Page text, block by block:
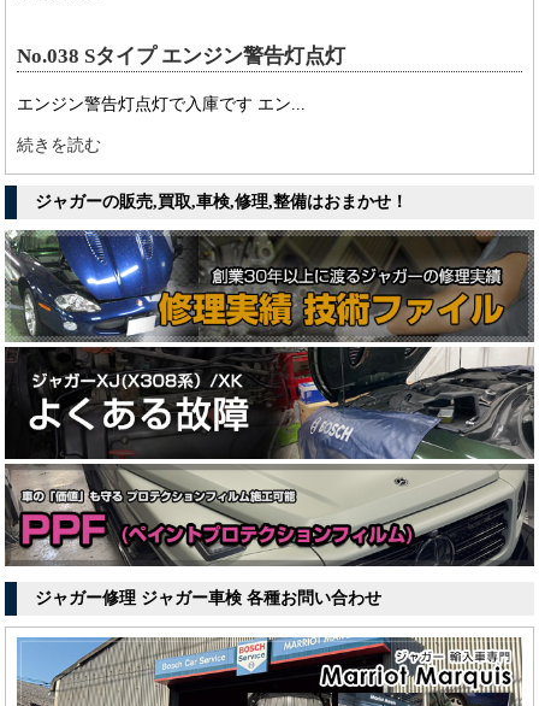
No.038 Sタイプ エンジン警告灯点灯
エンジン警告灯点灯で入庫です エン...
続きを読む
ジャガーの販売,買取,車検,修理,整備はおまかせ！
ジャガー修理 ジャガー車検 各種お問い合わせ